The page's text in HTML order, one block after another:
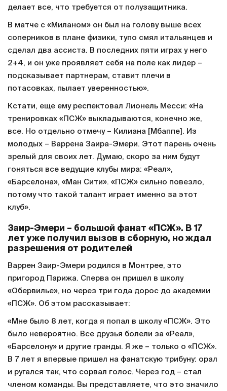
делает все, что требуется от полузащитника.
В матче с «Миланом» он был на голову выше всех
соперников в плане физики, тупо смял итальянцев и
сделал два ассиста. В последних пяти играх у него
2+4, и он уже проявляет себя на поле как лидер –
подсказывает партнерам, ставит плечи в
потасовках, пылает уверенностью».
Кстати, еще ему респектовал Лионель Месси: «На
тренировках «ПСЖ» выкладываются, конечно же,
все. Но отдельно отмечу – Килиана [Мбаппе]. Из
молодых – Варрена Заира-Эмери. Этот парень очень
зрелый для своих лет. Думаю, скоро за ним будут
гоняться все ведущие клубы мира: «Реал»,
«Барселона», «Ман Сити». «ПСЖ» сильно повезло,
потому что такой талант играет именно за этот
клуб».
Заир-Эмери – большой фанат «ПСЖ». В 17
лет уже получил вызов в сборную, но ждал
разрешения от родителей
Варрен Заир-Эмери родился в Монтрее, это
пригород Парижа. Сперва он пришел в школу
«Обервилье», но через три года дорос до академии
«ПСЖ». Об этом рассказывает:
«Мне было 8 лет, когда я попал в школу «ПСЖ». Это
было невероятно. Все друзья болели за «Реал»,
«Барселону» и другие гранды. Я же – только о «ПСЖ».
В 7 лет я впервые пришел на фанатскую трибуну: орал
и ругался так, что сорвал голос. Через год – стал
членом команды. Вы представляете, что это значило